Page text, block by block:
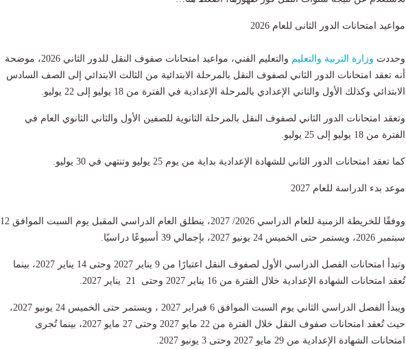
مواعيد امتحانات الدور الثانى للعام 2026
وحددت وزارة التربية والتعليم
والتعليم الفني، مواعيد امتحانات صفوف النقل للدور الثاني 2026، موضحة
أنه تعقد امتحانات الدور الثاني لصفوف النقل بالمرحلة الابتدائية من الثالث الابتدائي إلى الصف السادس
الابتدائي وكذلك الأول والثاني الإعدادي بالمرحلة الإعدادية في الفترة من 18 يوليو إلى 22 يوليو.
وتعقد امتحانات الدور الثاني لصفوف النقل بالمرحلة الثانوية للصفين الأول والثاني الثانوي العام في
الفترة من 18 يوليو إلى 25 يوليو.
كما تعقد امتحانات الدور الثاني للشهادة الإعدادية بداية من يوم 25 يوليو وتنتهي في 30 يوليو.
موعد بدء الدراسة للعام 2027
ووفقًا للخريطة الزمنية للعام الدراسي 2026/ 2027، ينطلق العام الدراسي المقبل يوم السبت الموافق 12
سبتمبر 2026، ويستمر حتى الخميس 24 يونيو 2027، بإجمالي 39 أسبوعًا دراسيًا.
وتبدأ امتحانات الفصل الدراسي الأول لصفوف النقل اعتبارًا من 9 يناير 2027 وحتى 14 يناير 2027، بينما
تُعقد امتحانات الشهادة الإعدادية خلال الفترة من 16 يناير 2027 وحتى 21 يناير 2027.
ويبدأ الفصل الدراسي الثاني يوم السبت الموافق 6 فبراير 2027 ، ويستمر حتى الخميس 24 يونيو 2027،
حيث تُعقد امتحانات صفوف النقل خلال الفترة من 22 مايو 2027 وحتى 27 مايو 2027، بينما تُجرى
امتحانات الشهادة الإعدادية من 29 مايو 2027 وحتى 3 يونيو 2027.